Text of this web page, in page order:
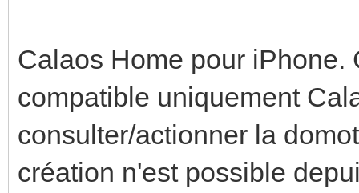
Calaos Home pour iPhone.
compatible uniquement
consulter/actionner la
création n'est possible